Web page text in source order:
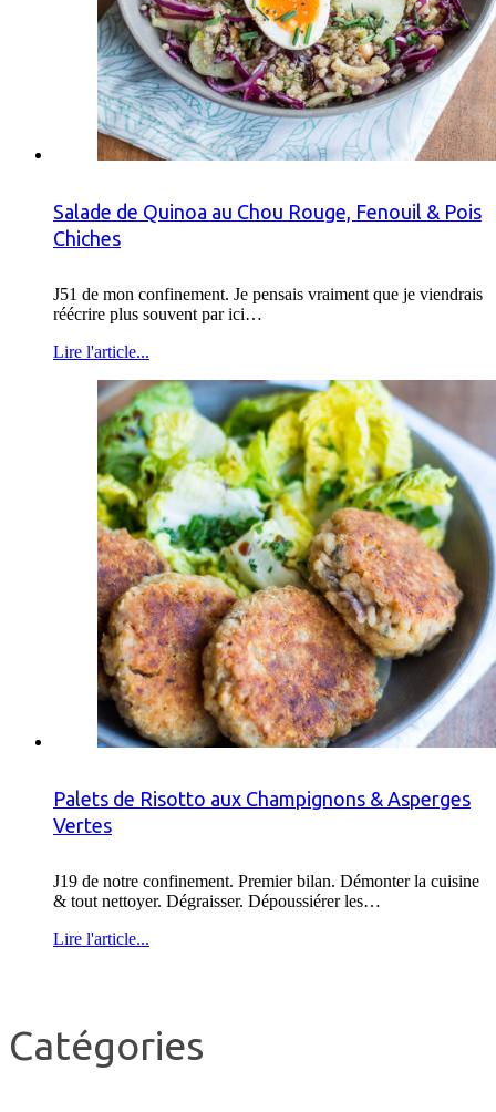
Salade de Quinoa au Chou Rouge, Fenouil & Pois
Chiches
J51 de mon confinement. Je pensais vraiment que je viendrais
réécrire plus souvent par ici…
Lire l'article...
Palets de Risotto aux Champignons & Asperges
Vertes
J19 de notre confinement. Premier bilan. Démonter la cuisine
& tout nettoyer. Dégraisser. Dépoussiérer les…
Lire l'article...
Catégories